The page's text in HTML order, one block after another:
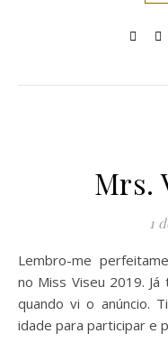
Mrs.
1
Lembro-me perfeitamente do dia em que me inscrevi
no Miss Viseu 2019.
quando vi o anúncio.
idade para participar e